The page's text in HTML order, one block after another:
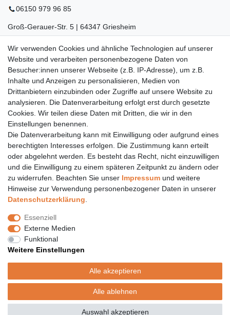
06150 979 96 85
Groß-Gerauer-Str. 5 | 64347 Griesheim
06155 834 88 58
Eberstädter Str. 21 | 64319 Pfungstadt
06157 984 88 55
Öffnungszeiten finden Sie hier: www.topcoil.de
E-MAIL **
Newsletter
Honig
Hiermit bestätige ich, dass ich dieDaten­schutz­erklärunggelesen habe.
Meine Einwilligung kann ich jederzeit widerrufen.**
Abonnieren
Versand
Versandinformation
Versandkosten nur 4,90€
- kostenfrei ab 39€ Warenwert
Wir verwenden Cookies und ähnliche Technologien auf unserer
Website und verarbeiten personenbezogene Daten von
Besucher:innen unserer Webseite (z.B. IP-Adresse), um z.B.
Inhalte und Anzeigen zu personalisieren, Medien von
Drittanbietern einzubinden oder Zugriffe auf unsere Website zu
analysieren. Die Datenverarbeitung erfolgt erst durch gesetzte
Cookies. Wir teilen diese Daten mit Dritten, die wir in den
Einstellungen benennen.
Die Datenverarbeitung kann mit Einwilligung oder aufgrund eines
berechtigten Interesses erfolgen. Die Zustimmung kann erteilt
oder abgelehnt werden. Es besteht das Recht, nicht einzuwilligen
und die Einwilligung zu einem späteren Zeitpunkt zu ändern oder
zu widerrufen. Beachten Sie unser Impressum und weitere
Hinweise zur Verwendung personenbezogener Daten in unserer
Daten­schutz­erklärung
Essenziell
Externe Medien
Funktional
Weitere Einstellungen
Alle akzeptieren
Alle ablehnen
Auswahl akzeptieren
© Copyright 2020 Topcoil Jennifer Haas. Alle Rechte vorbehalten.